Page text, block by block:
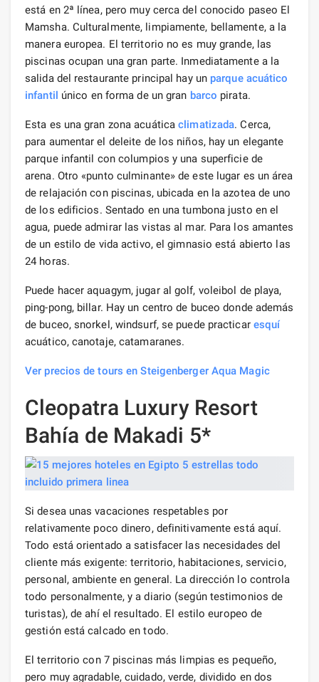
está en 2ª línea, pero muy cerca del conocido paseo El
Mamsha. Culturalmente, limpiamente, bellamente, a la
manera europea. El territorio no es muy grande, las
piscinas ocupan una gran parte. Inmediatamente a la
salida del restaurante principal hay un parque acuático
infantil único en forma de un gran barco pirata.
Esta es una gran zona acuáticaclimatizada. Cerca,
para aumentar el deleite de los niños, hay un elegante
parque infantil con columpios y una superficie de
arena. Otro «punto culminante» de este lugar es un área
de relajación con piscinas, ubicada en la azotea de uno
de los edificios. Sentado en una tumbona justo en el
agua, puede admirar las vistas al mar. Para los amantes
de un estilo de vida activo, el gimnasio está abierto las
24 horas.
Puede hacer aquagym, jugar al golf, voleibol de playa,
ping-pong, billar. Hay un centro de buceo donde además
de buceo, snorkel, windsurf, se puede practicar esquí
acuático, canotaje, catamaranes.
Ver precios de tours en Steigenberger Aqua Magic
Cleopatra Luxury Resort
Bahía de Makadi 5*
Si desea unas vacaciones respetables por
relativamente poco dinero, definitivamente está aquí.
Todo está orientado a satisfacer las necesidades del
cliente más exigente: territorio, habitaciones, servicio,
personal, ambiente en general. La dirección lo controla
todo personalmente, y a diario (según testimonios de
turistas), de ahí el resultado. El estilo europeo de
gestión está calcado en todo.
El territorio con 7 piscinas más limpias es pequeño,
pero muy agradable, cuidado, verde, dividido en dos